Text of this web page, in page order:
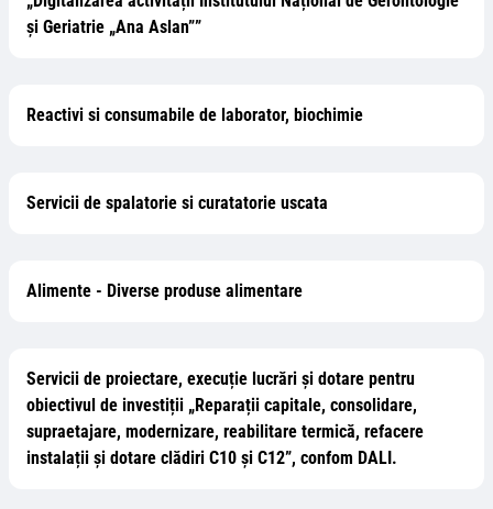
și Geriatrie „Ana Aslan””
Reactivi si consumabile de laborator, biochimie
Servicii de spalatorie si curatatorie uscata
Alimente - Diverse produse alimentare
Servicii de proiectare, execuție lucrări și dotare pentru
obiectivul de investiții „Reparații capitale, consolidare,
supraetajare, modernizare, reabilitare termică, refacere
instalații și dotare clădiri C10 și C12”, confom DALI.